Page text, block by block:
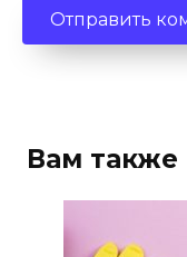
Вам также